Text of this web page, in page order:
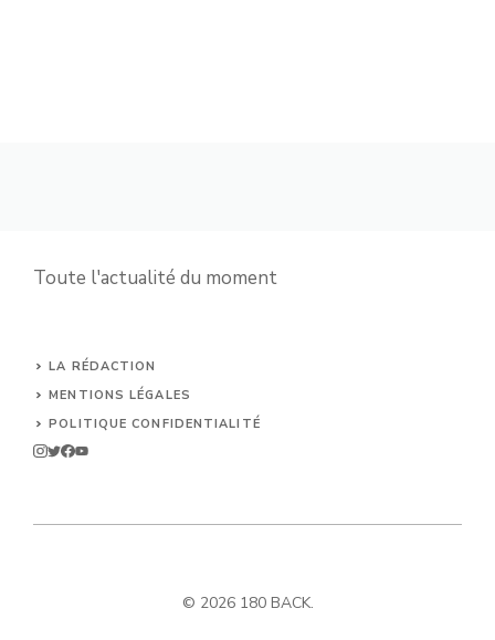
Toute l'actualité du moment
LA RÉDACTION
MENTIONS LÉGALES
POLITIQUE CONFIDENTIALITÉ
© 2026 180 BACK.